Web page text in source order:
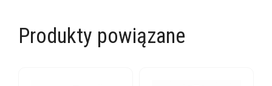
Produkty powiązane